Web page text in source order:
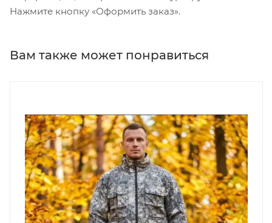
Нажмите кнопку «Оформить заказ».
Вам также может понравиться